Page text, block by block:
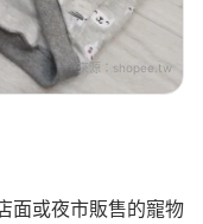
來源： shopee.tw
面或夜市販售的寵物